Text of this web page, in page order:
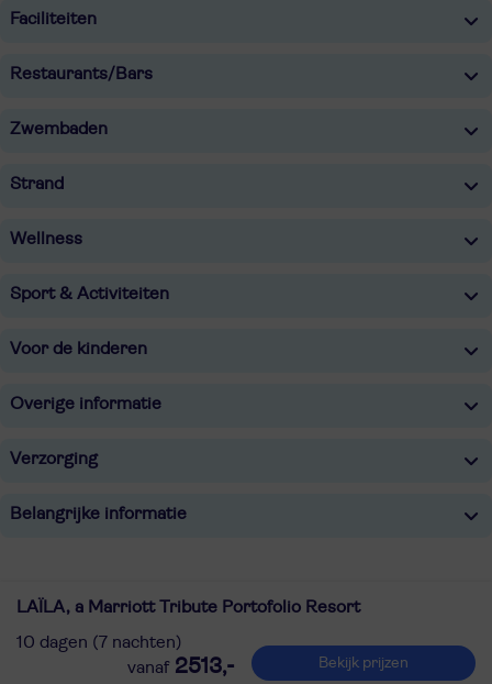
Faciliteiten
Restaurants/Bars
Zwembaden
Strand
Wellness
Sport & Activiteiten
Voor de kinderen
Overige informatie
Verzorging
Belangrijke informatie
LAÏLA, a Marriott Tribute Portofolio Resort
10 dagen (7 nachten)
2513,- Bekijk prijzen